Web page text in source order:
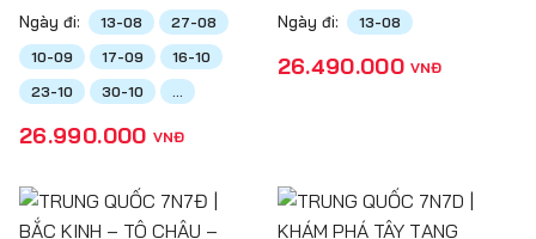
Ngày đi: 13-08
27-08
10-09
17-09
16-10
23-10
30-10 ...
26.990.000 VNĐ
Ngày đi: 13-08
26.490.000 VNĐ